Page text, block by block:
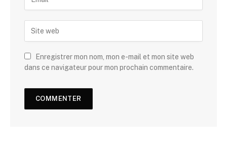
Enregistrer mon nom, mon e-mail et mon site web
dans ce navigateur pour mon prochain commentaire.